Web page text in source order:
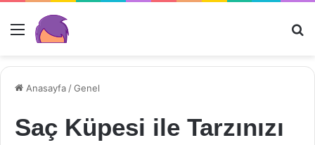
Menü
Anasayfa /Genel
Saç Küpesi ile Tarzınızı